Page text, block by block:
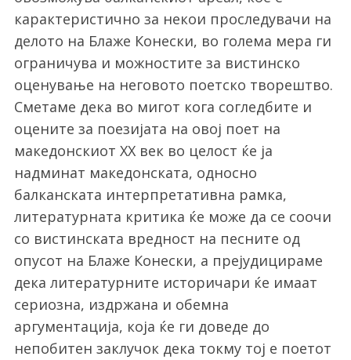
карактеристично за некои проследувачи на
делото на Блаже Конески, во голема мера ги
ограничува и можностите за вистинско
оценување на неговото поетско творештво.
Сметаме дека во мигот кога согледбите и
оцените за поезијата на овој поет на
македонскиот XX век во целост ќе ја
надминат македонската, односно
балканската интерпретативна рамка,
литературната критика ќе може да се соочи
со вистинската вредност на песните од
опусот на Блаже Конески, а прејудицираме
дека литературните историчари ќе имаат
сериозна, издржана и обемна
аргументација, која ќе ги доведе до
непобитен заклучок дека токму тој е поетот